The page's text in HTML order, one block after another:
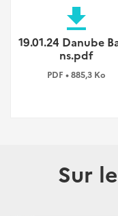
file_download
19.01.24 Danube
ns.pdf
PDF • 885,3 Ko
Sur